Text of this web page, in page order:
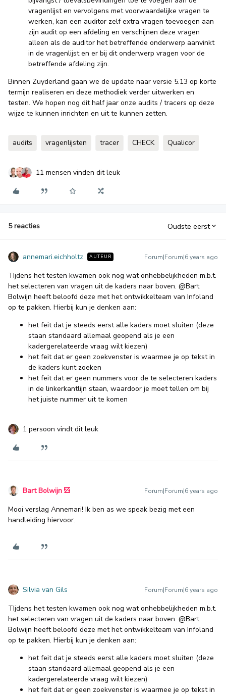
vragenlijst en vervolgens met voorwaardelijke vragen te
werken, kan een auditor zelf extra vragen toevoegen aan
zijn audit op een afdeling en verschijnen deze vragen
alleen als de auditor het betreffende onderwerp aanvinkt
in de vragenlijst en er bij dit onderwerp vragen voor de
betreffende afdeling zijn.
Binnen Zuyderland gaan we de update naar versie 5.13 op korte
termijn realiseren en deze methodiek verder uitwerken en
testen. We hopen nog dit half jaar onze audits / tracers op deze
wijze te kunnen inrichten en uit te kunnen zetten.
audits vragenlijsten tracer CHECK Qualicor
11 mensen vinden dit leuk
5 reacties Oudste eerst
annemari.eichholtz AUTEUR Forum|Forum|6 years ago
TIjdens het testen kwamen ook nog wat onhebbelijkheden m.b.t.
het selecteren van vragen uit de kaders naar boven. @Bart
Bolwijn heeft beloofd deze met het ontwikkelteam van Infoland
op te pakken. Hierbij kun je denken aan:
het feit dat je steeds eerst alle kaders moet sluiten (deze
staan standaard allemaal geopend als je een
kadergerelateerde vraag wilt kiezen)
het feit dat er geen zoekvenster is waarmee je op tekst in
de kaders kunt zoeken
het feit dat er geen nummers voor de te selecteren kaders
in de linkerkantlijn staan, waardoor je moet tellen om bij
het juiste nummer uit te komen
1 persoon vindt dit leuk
Bart Bolwijn Forum|Forum|6 years ago
Mooi verslag Annemari! Ik ben as we speak bezig met een
handleiding hiervoor.
Silvia van Gils Forum|Forum|6 years ago
TIjdens het testen kwamen ook nog wat onhebbelijkheden m.b.t.
het selecteren van vragen uit de kaders naar boven. @Bart
Bolwijn heeft beloofd deze met het ontwikkelteam van Infoland
op te pakken. Hierbij kun je denken aan:
het feit dat je steeds eerst alle kaders moet sluiten (deze
staan standaard allemaal geopend als je een
kadergerelateerde vraag wilt kiezen)
het feit dat er geen zoekvenster is waarmee je op tekst in